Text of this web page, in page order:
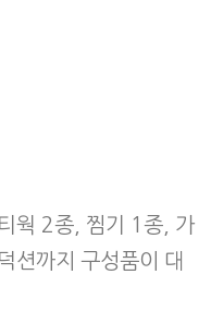
웍 2종, 찜기 1종, 가
션까지 구성품이 대